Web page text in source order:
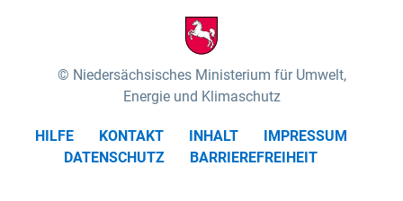
Niedersächsisches Ministerium für Umwelt,
Energie und Klimaschutz
HILFE KONTAKT INHALT
IMPRESSUM
DATENSCHUTZ
BARRIEREFREIHEIT